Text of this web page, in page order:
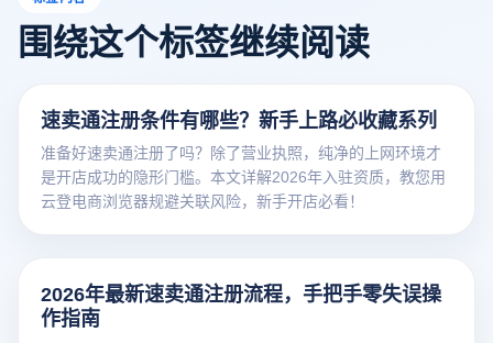
围绕这个标签继续阅读
速卖通注册条件有哪些？新手上路必收藏系列
准备好速卖通注册了吗？除了营业执照，纯净的上网环境才
是开店成功的隐形门槛。本文详解2026年入驻资质，教您用
云登电商浏览器规避关联风险，新手开店必看！
2026年最新速卖通注册流程，手把手零失误操
作指南